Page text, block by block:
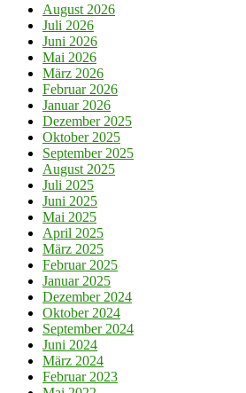
August 2026
Juli 2026
Juni 2026
Mai 2026
März 2026
Februar 2026
Januar 2026
Dezember 2025
Oktober 2025
September 2025
August 2025
Juli 2025
Juni 2025
Mai 2025
April 2025
März 2025
Februar 2025
Januar 2025
Dezember 2024
Oktober 2024
September 2024
Juni 2024
März 2024
Februar 2023